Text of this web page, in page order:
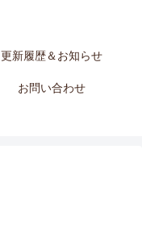
更新履歴＆お知らせ
お問い合わせ